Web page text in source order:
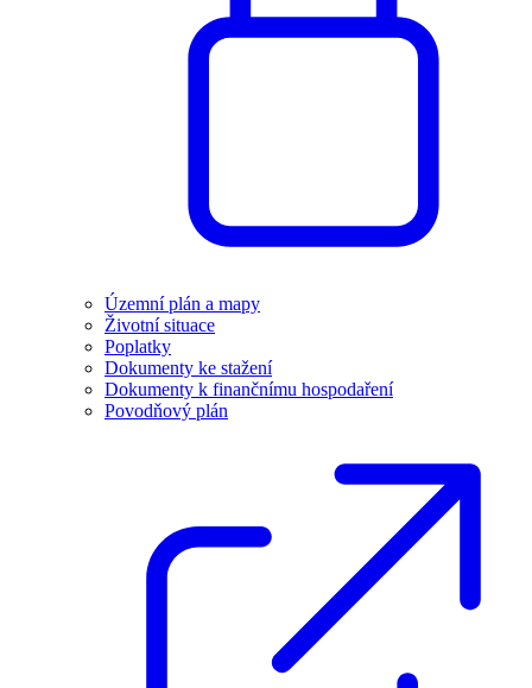
Územní plán a mapy
Životní situace
Poplatky
Dokumenty ke stažení
Dokumenty k finančnímu hospodaření
Povodňový plán